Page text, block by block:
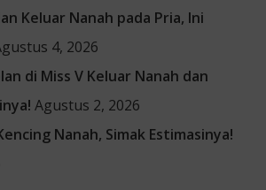
Keluar Nanah pada Pria, Ini
4, 2026
di Miss V Keluar Nanah dan
Agustus 2, 2026
Nanah, Simak Estimasinya!